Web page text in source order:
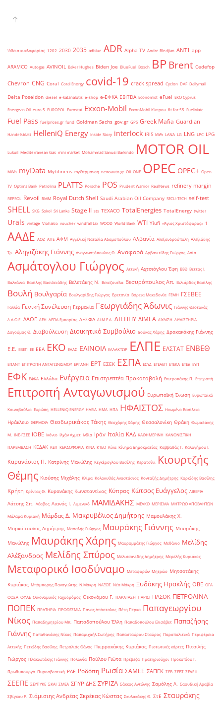
'άδεια κυκλοφορίας 1202 2030 2035 adblue ADR Alpha TV Andre Bledjian ANT1 app
ARAMCO Autogas AVINOIL Baker Hughes Biden Joe BlueFuel Bosch BPBrent Cedefop
Chevron CNG Coral Coral Energy covid-19 crack spread Cyclon DAF Dailymail
Delta Poseidon diesel e-katanalotis e-shop e-ΕΦΚΑ EBITDA Economist eFuel EKO Cyprus
Energean Oil euro 5 EUROPOL Eurostat Exxon-Mobil ExxonMobil Κύπρου fit for 55 FuelMate
Fuel Pass fuelprices.gr fund Goldman Sachs gov.gr GPS Greek Mafia Guardian
Handelsblatt HelleniQ Energy Inside Story interlock IRIS kWh LANA LG LNG LPC LPG
Lukoil Mediterranean Gas mini market Mohammad Sanusi Barkindo MOTOR OIL
MWh myData Mytilineos myΘέρμανση newsauto.gr OIL ONE OPEC OPEC+ Open
TV Optima Bank Petrolina PLATTS Porsche POS Prudent Warrior RealNews refinery margin
REPSOL Revoil RMM Royal Dutch Shell Saudi Arabian Oil Company SECU-TECH self-test
SHELL SKG Sokol Sri Lanka Stage II sts TEXACO TotalEnergies TotalEnergy twitter
Urals vintage Viohalco voucher windfall tax WOOD World Bank WTI Yiufi «Άγιος Χριστόφορος» ΄1
ΑΑΔΕ ΑΟΖ ΑΠΕ ΑΦΜ Αγγελική Ναταλία Αδαμοπούλου Αλβανία Αλεξανδρούπολη Αλεξιάδης
Τρ. Αληγιζάκης Γιάννης Αναγνωστόπουλος Θ. Αναφορά Αρβανιτίδης Γιώργος Ασία
Ασμάτογλου Γιώργος Αττική Αχτσιόγλου Έφη ΒΕΘ Βέττας Ι.
Βαλκάνια Βασίλης Βασιλειάδης Βελετάκης Ν. Βενεζουέλα Βεσυρόπουλος Απ. Βιλιάρδος Βασίλης
Βουλή Βουλγαρία Βουλγαρίδης Γιώργος Βρετανία Βόρεια Μακεδονία ΓΕΜΗ ΓΣΕΒΕΕ
Γαλλία Γενική Συνέλευση Γερμανία Γεωργιάδης Άδωνις Γιάννης Θεοτοκάς
Δ.Α.Ο.Ε. ΔΑΟΕ ΔΕΗ ΔΕΠΑ Εμπορίας ΔΕΣΦΑ ΔΙ.Μ.Ε.Α. ΔΙΕΠΠΥ ΔΙΜΕΑ ΔΙΥΛΙΣΗ ΔΙΥΛΙΣΤΗΡΙΑ
Δαγούμας Θ. Διαβούλευση Διοικητικό Συμβούλιο Δούκας Χάρης Δρακακάκης Γιάννης
Ε.Ε. ΕΒΕΠ ΕΕ ΕΕΑ ΕΚΟ ΕΛΑΣ ΕΛΙΝΟΙΛ ΕΛΛΑΚΤΩΡ ΕΛΠΕ ΕΛΣΤΑΤ ΕΝΒΕΘ
ΕΠΑΝΤ ΕΠΙΤΡΟΠΗ ΑΝΤΑΓΩΝΙΣΜΟΥ ΕΡΓΑΝΗ ΕΡΤ ΕΣΕΚ ΕΣΠΑ ΕΣΥΔ ΕΤΕΑΕΠ ΕΤΕΚΑ ΕΤΕπ ΕΥΠ
ΕΦΚ ΕΦΚΑ Ελλάδα Ενέργεια Επιστρεπτέα Προκαταβολή Επιτροπάκης Π. Επιτροπή
Επιτροπή Ανταγωνισμού Ευρωπαϊκή Ένωση Ευρωπαϊκό
Κοινοβούλιο Ευρώπη ΗELLENiQ ENERGY ΗΛΕΙΑ ΗΜΑ ΗΠΑ ΗΦΑΙΣΤΟΣ Ηνωμένο Βασίλειο
Ηράκλειο ΘΕΡΜΟΙΛ Θεοδωρικάκος Τάκης Θεοχάρης Χάρης Θεσσαλονίκη Θράκη Θωμαδάκης
Μ. ΙΝΕ-ΓΣΕΕ ΙΟΒΕ Ικόνιο Ιλχάν Αχμέτ Ινδία Ιράν Ιταλία ΚΑΔ ΚΑΘΗΜΕΡΙΝΗ ΚΑΝΟΝΙΣΤΙΚΗ
ΠΑΡΕΜΒΑΣΗ ΚΕΔΑΚ ΚΕΠ ΚΕΡΔΟΦΟΡΙΑ ΚΙΝΑ ΚΤΕΟ Κίνα Κίνημα Δημοκρατίας Καββαθάς Γ. Καλογήρου Ι.
Καρανάσιος Π. Κατρίνης Μανώλης Κεγκέρογλου Βασίλης Κερατσίνι
Κιουρτζής
Θέμης Κιούσης Μιχάλης Κλίμα Κολοκυθάς Αναστάσιος Κονταξής Δημήτρης Κορκίδης Βασίλης
Κρήτη Κρίντας Θ. Κυρανάκης Κωνσταντίνος Κύπρος Κώτσος Ευάγγελος ΛΙΒΕΡΙΑ
Λάτσης Σπ. Λέσβος Λιανός Ι. Λιμενικό ΜΑΜΙΔΑΚΗΣ ΜΕΛΚΟ ΜΕΡΙΣΜΑ ΜΗΤΡΩΟ ΑΠΟΒΛΗΤΩΝ
Μάλαμα Κυριακή Μάρδας Δ. Μακρυβέλιος Δημήτρης Μαμουλάκης Χ.
Μαρκόπουλος Δημήτρης Μασαλής Γιώργος Μαυράκης Γιάννης Μαυράκης
Μανώλης Μαυράκης Χάρης Μαυρομμάτης Γιώργος Μεθάνιο Μελίδης
Αλέξανδρος Μελίδης Σπύρος Μελισσανίδης Δημήτρης Μερελής Κυριάκος
Μεταφορικό Ισοδύναμο Μεταφορών Μητρώο Μητσοτάκης
Κυριάκος Μπόμπορης Παναγιώτης Ν.Μάκρη ΝΑΞΟΣ Νέα Μάκρη Ξυδάκης Ηρακλής ΟΒΕ ΟΓΑ
ΟΟΣΑ ΟΦΑΕ Οικονομικός Ταχυδρόμος Οικονόμου Γ. ΠΑΡΑΤΑΣΗ ΠΑΡΙΣΙ ΠΑΣΟΚ ΠΕΤΡΟΛΙΝΑ
ΠΟΠΕΚ ΠΡΑΤΗΡΙΑ ΠΡΟΘΕΣΜΙΑ Πάνας Απόστολος Πέτη Πέρκα Παπαγεωργίου
Νίκος Παπαδημητρίου Μπ. Παπαδοπούλου Έλλη Παπαδοπούλου Ελισάβετ Παπαζήσης
Γιάννης Παπαθανάσης Νίκος Παπαμιχαήλ Σωτήρης Παπασταύρου Σταύρος Παραπολιτικά Περιφέρεια
Αττικής Πετκίδης Βασίλης Πετραλιάς Θάνος Πιερρακάκης Κυριάκος Πιστωτικές κάρτες Πιτσιλής
Γιώργος Πλακιωτάκης Γιάννης Πολωνία Πούλου Γιώτα Πρέβεζα Πρατηριούχοι Προκοπίου Γ.
Πρωθυπουργό Πυροσβεστική ΡΑΕ Ροδόπη Ρωσία ΣΑΜΕΕ ΣΑΠΕΚ ΣΕΒ ΣΕΒΤ ΣΕΔΕ ΙΙ
ΣΕΕΠΕ ΣΕΥΠΥΚΕ ΣΚΑΙ ΣΜΕΑ ΣΠΥΡΙΔΗΣ ΣΥΡΙΖΑ Σάκκος Αντώνης Σαμόλης Λ. Σαουδική Αραβία
Σβίγκου Ρ. Σιάμισιης Ανδρέας Σκρέκας Κώστας Σκυλακάκης Θ. ΣτΕ Σταυράκης